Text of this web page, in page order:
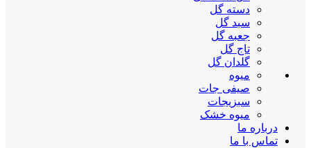
دسته گل
سبد گل
جعبه گل
تاج گل
گلدان گل
میوه
صیفی جات
سبزیجات
میوه خشک
درباره ما
تماس با ما